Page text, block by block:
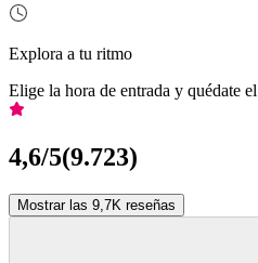
Explora a tu ritmo
Elige la hora de entrada y quédate
4,6/5(9.723)
Mostrar las 9,7K reseñas